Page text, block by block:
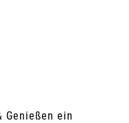
Genießen ein